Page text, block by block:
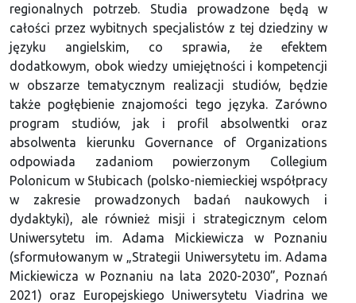
regionalnych potrzeb. Studia prowadzone będą w
całości przez wybitnych specjalistów z tej dziedziny w
języku angielskim, co sprawia, że efektem
dodatkowym, obok wiedzy umiejętności i kompetencji
w obszarze tematycznym realizacji studiów, będzie
także pogłębienie znajomości tego języka. Zarówno
program studiów, jak i profil absolwentki oraz
absolwenta kierunku Governance of Organizations
odpowiada zadaniom powierzonym Collegium
Polonicum w Słubicach (polsko-niemieckiej współpracy
w zakresie prowadzonych badań naukowych i
dydaktyki), ale również misji i strategicznym celom
Uniwersytetu im. Adama Mickiewicza w Poznaniu
(sformułowanym w „Strategii Uniwersytetu im. Adama
Mickiewicza w Poznaniu na lata 2020-2030”, Poznań
2021) oraz Europejskiego Uniwersytetu Viadrina we